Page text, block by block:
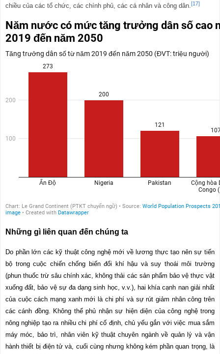
chiều của các tổ chức, các chính phủ, các cá nhân và công dân. [17]
Những gì liên quan đến chúng ta
Do phần lớn các kỹ thuật công nghệ mới về lương thực tạo nên sự tiến
bộ trong cuộc chiến chống biến đổi khí hậu và suy thoái môi trường
(phun thuốc trừ sâu chính xác, không thải các sản phẩm bảo vệ thực vật
xuống đất, bảo vệ sự đa dạng sinh học, v.v.), hai khía cạnh nan giải nhất
của cuộc cách mạng xanh mới là chi phí và sự rút giảm nhân công trên
các cánh đồng. Không thể phủ nhận sự hiện diện của công nghệ trong
nông nghiệp tạo ra nhiều chi phí cố định, chủ yếu gắn với việc mua sắm
máy móc, bảo trì, nhân viên kỹ thuật chuyên ngành về quản lý và vận
hành thiết bị điện tử và, cuối cùng nhưng không kém phần quan trọng, là